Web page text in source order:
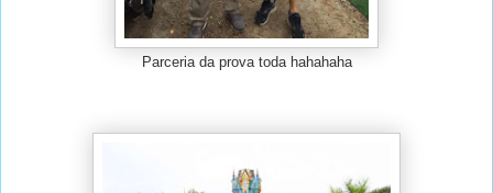
Parceria da prova toda hahahaha